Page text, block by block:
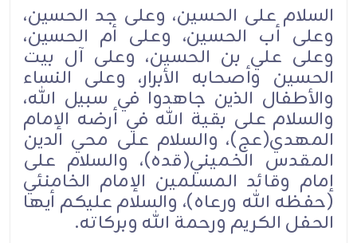
السلام على الحسين، وعلى جد الحسين،
وعلى أب الحسين، وعلى أم الحسين،
وعلى علي بن الحسين، وعلى آل بيت
الحسين وأصحابه الأبرار، وعلى النساء
والأطفال الذين جاهدوا في سبيل الله،
والسلام على بقية الله في أرضه الإمام
المهدي(عج)، والسلام على محي الدين
المقدس الخميني(قده)، والسلام على
إمام وقائد المسلمين الإمام الخامنئي
(حفظه الله ورعاه)، والسلام عليكم أيها
الحفل الكريم ورحمة الله وبركاته.